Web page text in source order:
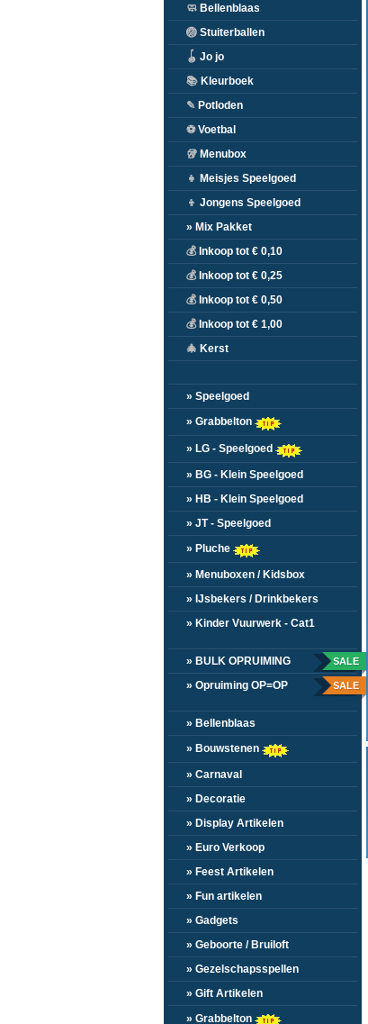
🧼 Bellenblaas
🏐 Stuiterballen
🪀 Jo jo
📚 Kleurboek
✎ Potloden
⚽Voetbal
🥡 Menubox
👧 Meisjes Speelgoed
👦 Jongens Speelgoed
» Mix Pakket
💰Inkoop tot € 0,10
💰Inkoop tot € 0,25
💰Inkoop tot € 0,50
💰Inkoop tot € 1,00
🎄 Kerst
» Speelgoed
» Grabbelton
» LG - Speelgoed
» BG - Klein Speelgoed
» HB - Klein Speelgoed
» JT - Speelgoed
» Pluche
» Menuboxen / Kidsbox
» IJsbekers / Drinkbekers
» Kinder Vuurwerk - Cat1
» BULK OPRUIMING SALE
» Opruiming OP=OP SALE
» Bellenblaas
» Bouwstenen
» Carnaval
» Decoratie
» Display Artikelen
» Euro Verkoop
» Feest Artikelen
» Fun artikelen
» Gadgets
» Geboorte / Bruiloft
» Gezelschapsspellen
» Gift Artikelen
» Grabbelton